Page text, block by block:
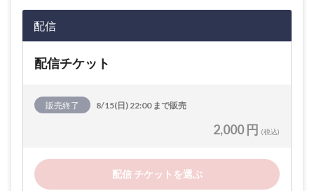
配信
配信チケット
販売終了 8/15(日) 22:00 まで販売
2,000 円 (税込)
配信 チケットを選ぶ